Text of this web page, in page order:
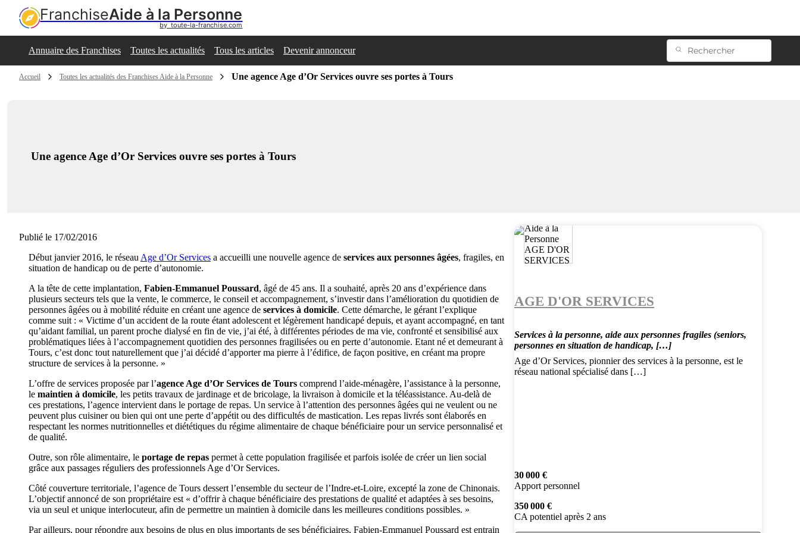
FranchiseAide à la Personne
by  toute-la-franchise.com
Annuaire des Franchises Toutes les actualités Tous les articles Devenir annonceur
Accueil Toutes les actualités des Franchises Aide à la Personne Une agence Age d’Or Services ouvre ses portes à Tours
Une agence Age d’Or Services ouvre ses portes à Tours
Publié le 17/02/2016
Début janvier 2016, le réseau Age d’Or Services a accueilli une nouvelle agence de services aux personnes âgées, fragiles, en
situation de handicap ou de perte d’autonomie.
A la tête de cette implantation, Fabien-Emmanuel Poussard, âgé de 45 ans. Il a souhaité, après 20 ans d’expérience dans
plusieurs secteurs tels que la vente, le commerce, le conseil et accompagnement, s’investir dans l’amélioration du quotidien de
personnes âgées ou à mobilité réduite en créant une agence de services à domicile. Cette démarche, le gérant l’explique
comme suit : « Victime d’un accident de la route étant adolescent et légèrement handicapé depuis, et ayant accompagné, en tant
qu’aidant familial, un parent proche dialysé en fin de vie, j’ai été, à différentes périodes de ma vie, confronté et sensibilisé aux
problématiques liées à l’accompagnement quotidien des personnes fragilisées ou en perte d’autonomie. Etant né et demeurant à
Tours, c’est donc tout naturellement que j’ai décidé d’apporter ma pierre à l’édifice, de façon positive, en créant ma propre
structure de services à la personne. »
L’offre de services proposée par l’agence Age d’Or Services de Tours comprend l’aide-ménagère, l’assistance à la personne,
le maintien à domicile, les petits travaux de jardinage et de bricolage, la livraison à domicile et la téléassistance. Au-delà de
ces prestations, l’agence intervient dans le portage de repas. Un service à l’attention des personnes âgées qui ne veulent ou ne
peuvent plus cuisiner ou bien qui ont une perte d’appétit ou des difficultés de mastication. Les repas livrés sont élaborés en
respectant les normes nutritionnelles et diététiques du régime alimentaire de chaque bénéficiaire pour un service personnalisé et
de qualité.
Outre, son rôle alimentaire, le portage de repas permet à cette population fragilisée et parfois isolée de créer un lien social
grâce aux passages réguliers des professionnels Age d’Or Services.
Côté couverture territoriale, l’agence de Tours dessert l’ensemble du secteur de l’Indre-et-Loire, excepté la zone de Chinonais.
L’objectif annoncé de son propriétaire est « d’offrir à chaque bénéficiaire des prestations de qualité et adaptées à ses besoins,
via un seul et unique interlocuteur, afin de permettre un maintien à domicile dans les meilleures conditions possibles. »
Par ailleurs, pour répondre aux besoins de plus en plus importants de ses bénéficiaires, Fabien-Emmanuel Poussard est entrain
AGE D'OR SERVICES
Services à la personne, aide aux personnes fragiles (seniors,
personnes en situation de handicap, […]
Age d’Or Services, pionnier des services à la personne, est le
réseau national spécialisé dans […]
30 000 €
Apport personnel
350 000 €
CA potentiel après 2 ans